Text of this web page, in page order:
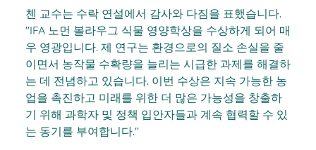
첸 교수는 수락 연설에서 감사와 다짐을 표했습니다.
"IFA 노먼 볼라우그 식물 영양학상을 수상하게 되어 매
우 영광입니다. 제 연구는 환경으로의 질소 손실을 줄
이면서 농작물 수확량을 늘리는 시급한 과제를 해결하
는 데 전념하고 있습니다. 이번 수상은 지속 가능한 농
업을 촉진하고 미래를 위한 더 많은 가능성을 창출하
기 위해 과학자 및 정책 입안자들과 계속 협력할 수 있
는 동기를 부여합니다."